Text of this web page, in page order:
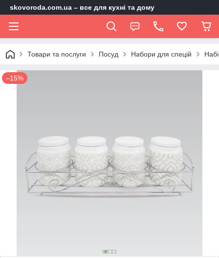
skovoroda.com.ua – все для кухні та дому
Товари та послуги Посуд Набори для спецій
–15%